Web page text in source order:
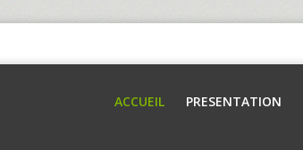
ACCUEIL PRESENTATION